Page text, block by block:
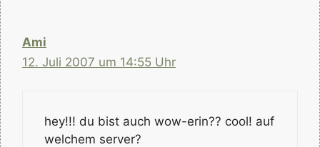
Ami
12. Juli 2007 um 14:55 Uhr
hey!!! du bist auch wow-erin?? cool! auf
welchem server?